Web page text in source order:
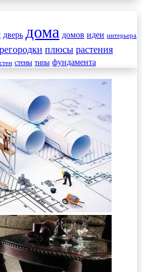
дверь дома домов идеи интерьера
плюсы растения
стен стены типы фундамента